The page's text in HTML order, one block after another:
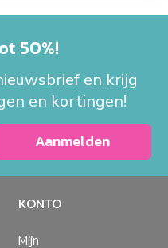
50%!
en krijg
en kortingen!
Aanmelden
KONTO
Mijn